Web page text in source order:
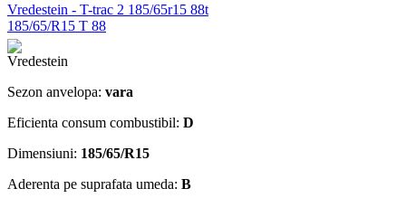
Vredestein - T-trac 2 185/65r15 88t
185/65/R15 T 88
Sezon anvelopa: vara
Eficienta consum combustibil: D
Dimensiuni: 185/65/R15
Aderenta pe suprafata umeda: B